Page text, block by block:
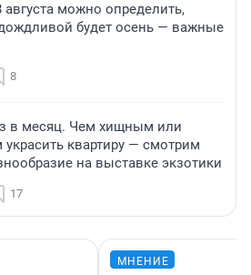
августа можно определить,
будет осень — важные
8
в месяц. Чем хищным или
квартиру — смотрим
на выставке экзотики
17
МНЕНИЕ